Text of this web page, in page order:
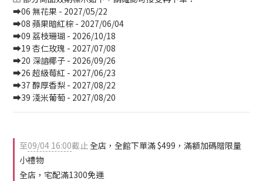
➡️06 無花果 - 2027/05/22
➡️08 蘋果暗紅棕 - 2027/06/04
➡️09 荔枝珊瑚 - 2026/10/18
➡️19 杏仁玫瑰 - 2027/07/08
➡️20 深諳椰子 - 2026/09/26
➡️26 超級莓紅 - 2027/06/23
➡️37 醇厚香梨 - 2027/08/22
➡️39 淺米葡萄 - 2027/08/20
至09/04 16:00截止全店，全館下單滿 $499，滿額加碼贈限量
小禮物
全店，宅配滿1300免運